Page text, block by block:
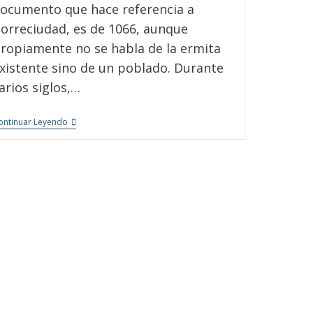
que hace referencia a
es de 1066, aunque
no se habla de la ermita
sino de un poblado. Durante
siglos,…
Leyendo